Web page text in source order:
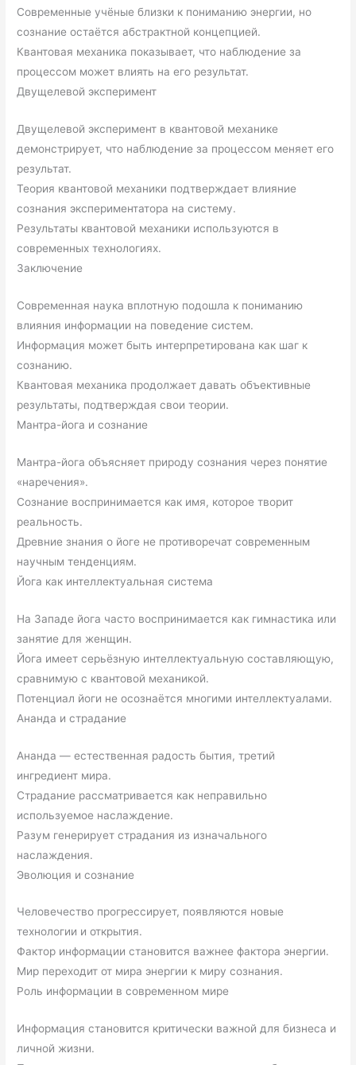
Современные учёные близки к пониманию энергии, но
сознание остаётся абстрактной концепцией.
Квантовая механика показывает, что наблюдение за
процессом может влиять на его результат.
Двущелевой эксперимент
Двущелевой эксперимент в квантовой механике
демонстрирует, что наблюдение за процессом меняет его
результат.
Теория квантовой механики подтверждает влияние
сознания экспериментатора на систему.
Результаты квантовой механики используются в
современных технологиях.
Заключение
Современная наука вплотную подошла к пониманию
влияния информации на поведение систем.
Информация может быть интерпретирована как шаг к
сознанию.
Квантовая механика продолжает давать объективные
результаты, подтверждая свои теории.
Мантра-йога и сознание
Мантра-йога объясняет природу сознания через понятие
«наречения».
Сознание воспринимается как имя, которое творит
реальность.
Древние знания о йоге не противоречат современным
научным тенденциям.
Йога как интеллектуальная система
На Западе йога часто воспринимается как гимнастика или
занятие для женщин.
Йога имеет серьёзную интеллектуальную составляющую,
сравнимую с квантовой механикой.
Потенциал йоги не осознаётся многими интеллектуалами.
Ананда и страдание
Ананда — естественная радость бытия, третий
ингредиент мира.
Страдание рассматривается как неправильно
используемое наслаждение.
Разум генерирует страдания из изначального
наслаждения.
Эволюция и сознание
Человечество прогрессирует, появляются новые
технологии и открытия.
Фактор информации становится важнее фактора энергии.
Мир переходит от мира энергии к миру сознания.
Роль информации в современном мире
Информация становится критически важной для бизнеса и
личной жизни.